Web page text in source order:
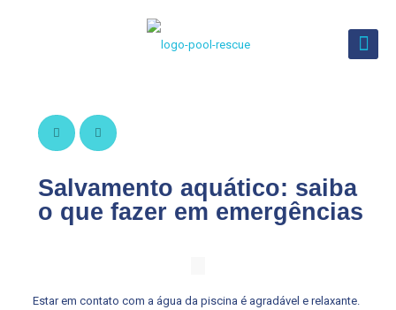
Salvamento aquático: saiba
o que fazer em emergências
Estar em contato com a água da piscina é agradável e relaxante.